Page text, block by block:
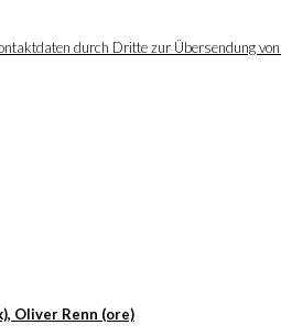
durch Dritte zur Übersendung
Oliver Renn (ore)